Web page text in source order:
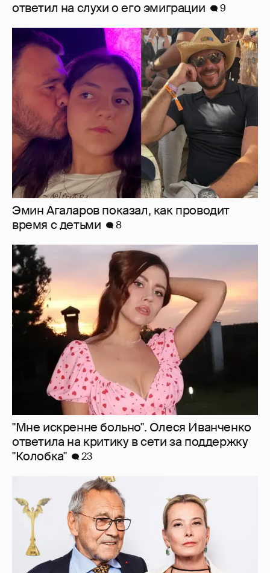
Эмин Агаларов показал, как проводит
время с детьми
8
"Мне искренне больно". Олеся Иванченко
ответила на критику в сети за поддержку
"Колобка"
23
В сети появилось архивное фото Андрея
Кончаловского и Юлии Высоцкой на
отдыхе в Италии
23